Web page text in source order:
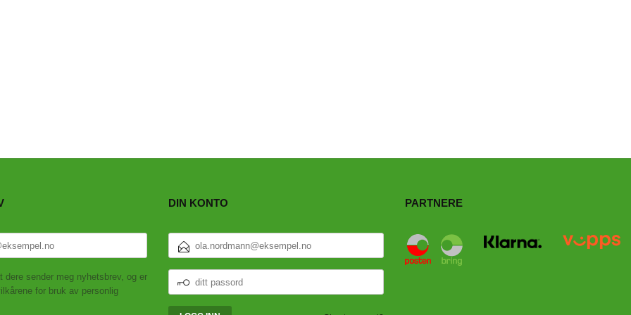
dere sender meg nyhetsbrev, og er
for bruk av personlig
DIN KONTO
POSTADRESSE
PASSORD
PARTNERE